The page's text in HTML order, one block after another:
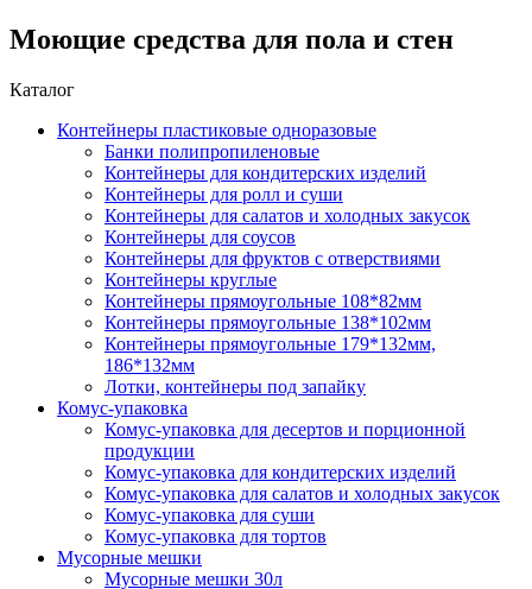
Моющие средства для пола и стен
Каталог
Контейнеры пластиковые одноразовые
Банки полипропиленовые
Контейнеры для кондитерских изделий
Контейнеры для ролл и суши
Контейнеры для салатов и холодных закусок
Контейнеры для соусов
Контейнеры для фруктов с отверствиями
Контейнеры круглые
Контейнеры прямоугольные 108*82мм
Контейнеры прямоугольные 138*102мм
Контейнеры прямоугольные 179*132мм,
186*132мм
Лотки, контейнеры под запайку
Комус-упаковка
Комус-упаковка для десертов и порционной
продукции
Комус-упаковка для кондитерских изделий
Комус-упаковка для салатов и холодных закусок
Комус-упаковка для суши
Комус-упаковка для тортов
Мусорные мешки
Мусорные мешки 30л